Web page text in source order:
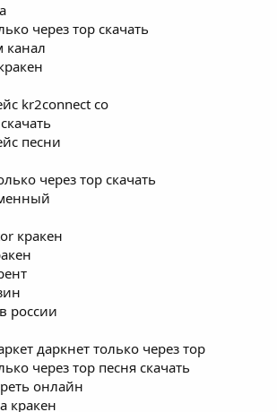
через тор скачать
канал
kr2connect co
песни
через тор скачать
кракен
россии
даркнет только через тор
через тор песня скачать
онлайн
кракен